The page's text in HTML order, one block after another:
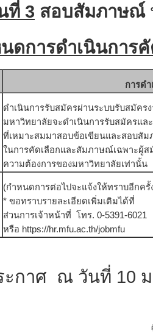
ที่ 3 สอบสัมภาษณ์
ดการดำเนินการคั
การด
ดำเนินการรับสมัครผ่านระบบรับสมัคร
มหาวิทยาลัยจะดำเนินการรับสมัครแ
ที่เหมาะสมมาสอบข้อเขียนและสอบสั
ในการคัดเลือกและสัมภาษณ์เฉพาะผู้
ความต้องการของมหาวิทยาลัยเท่านั้น
(กำหนดการต่อไปจะแจ้งให้ทราบอีกครั้
*ขอทราบรายละเอียดเพิ่มเติมได้ที่
ส่วนการเจ้าหน้าที่ โทร.0-5391-6021
หรือ https://hr.mfu.ac.th/jobmfu
ณ วันที่ 10 มก